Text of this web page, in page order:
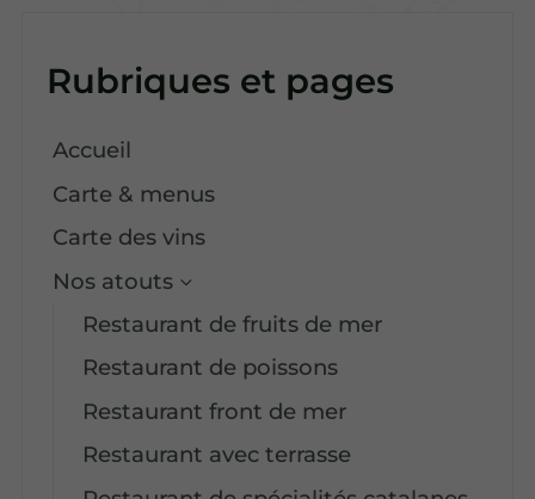
Rubriques et pages
Accueil
Carte & menus
Carte des vins
Nos atouts
Restaurant de fruits de mer
Restaurant de poissons
Restaurant front de mer
Restaurant avec terrasse